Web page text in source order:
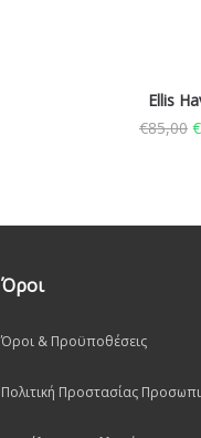
Ellis
€85,00 €
Όροι
Όροι & Προϋποθέσεις
Πολιτική Προστασίας